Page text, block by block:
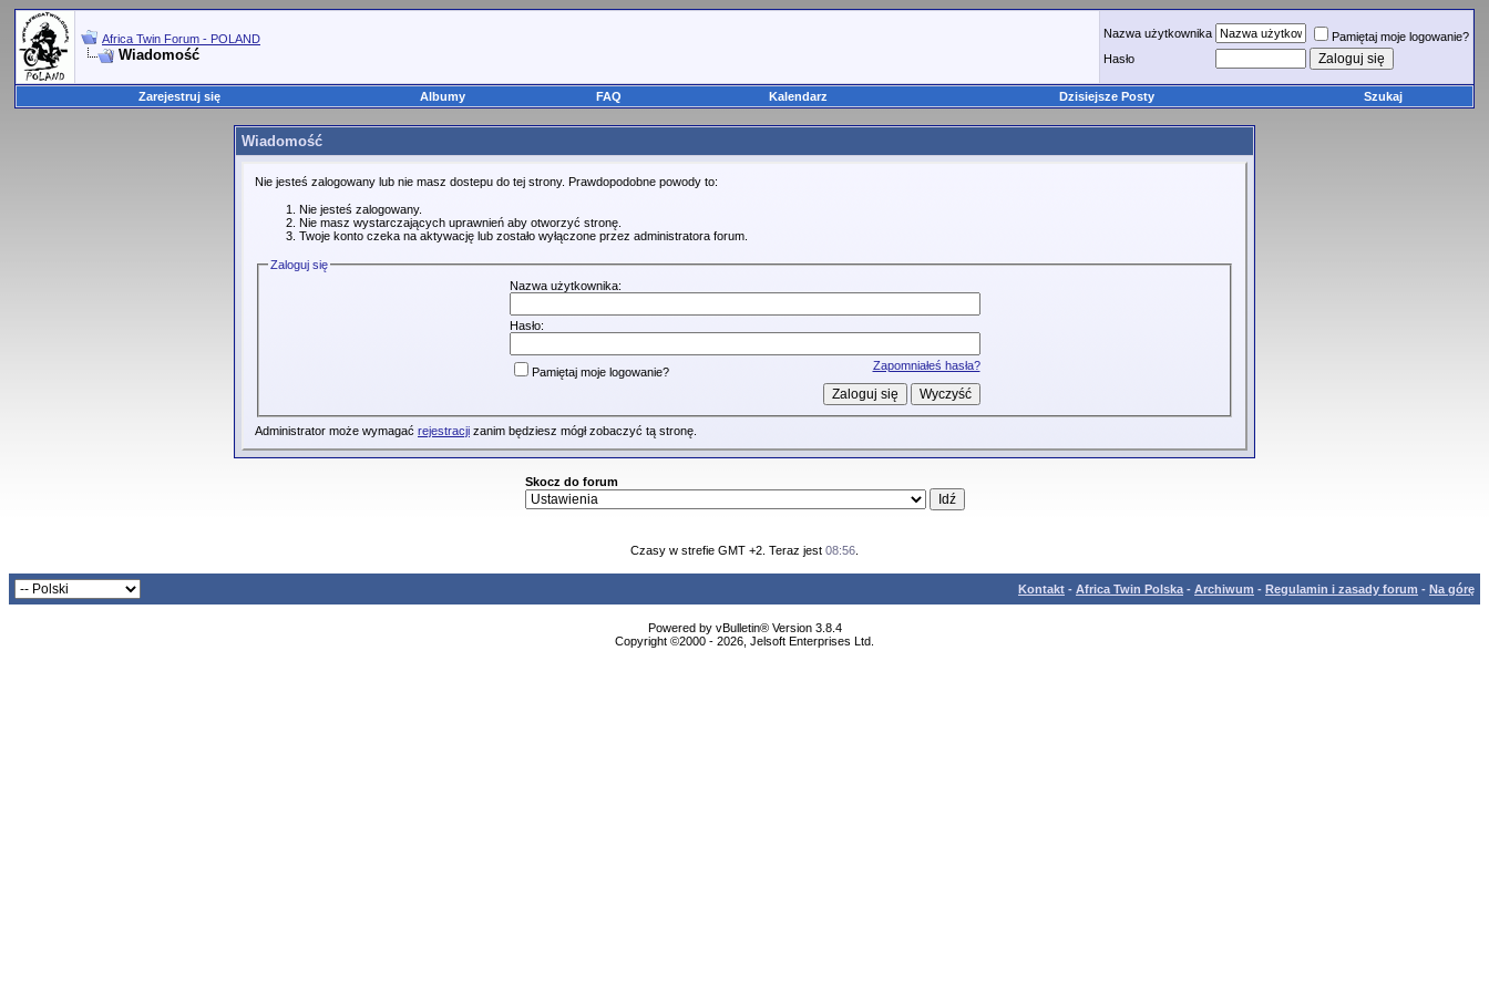
Africa Twin Forum - POLAND
Wiadomość
Nazwa użytkownika
Pamiętaj moje logowanie?
Hasło
Zarejestruj się Albumy FAQ Kalendarz Dzisiejsze Posty Szukaj
Wiadomość
Nie jesteś zalogowany lub nie masz dostepu do tej strony. Prawdopodobne powody to:
Nie jesteś zalogowany.
Nie masz wystarczających uprawnień aby otworzyć stronę.
Twoje konto czeka na aktywację lub zostało wyłączone przez administratora forum.
Zaloguj się
Nazwa użytkownika:
Hasło:
Zapomniałeś hasła?
Pamiętaj moje logowanie?
Administrator może wymagać rejestracji zanim będziesz mógł zobaczyć tą stronę.
Skocz do forum
Czasy w strefie GMT +2. Teraz jest 08:56
Kontakt - Africa Twin Polska - Archiwum - Regulamin i zasady forum - Na górę
Powered by vBulletin® Version 3.8.4
Copyright ©2000 - 2026, Jelsoft Enterprises Ltd.